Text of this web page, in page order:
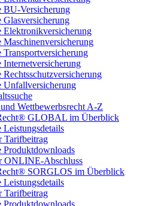
BU-Versicherung
Glasversicherung
Elektronikversicherung
Maschinenversicherung
Transportversicherung
Internetversicherung
Rechtsschutzversicherung
Unfallversicherung
Wettbewerbsrecht A-Z
GLOBAL im Überblick
Leistungsdetails
Tarifbeitrag
Produktdownloads
ONLINE-Abschluss
SORGLOS im Überblick
Leistungsdetails
Tarifbeitrag
Produktdownloads